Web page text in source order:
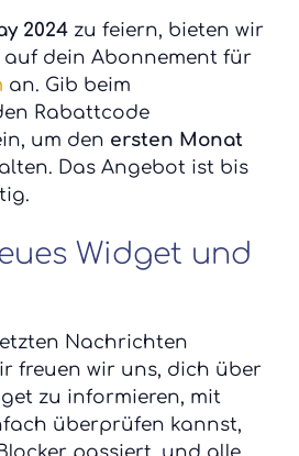
2024 zu feiern, bieten wir
dein Abonnement für
an. Gib beim
Rabattcode
um den ersten Monat
Das Angebot ist bis
Widget und
Nachrichten
freuen wir uns, dich über
zu informieren, mit
überprüfen kannst,